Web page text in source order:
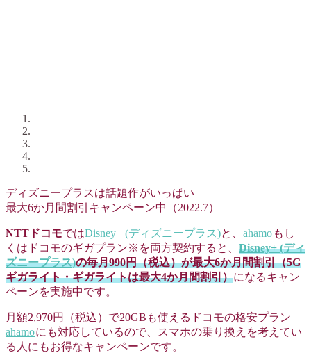
ディズニープラスは話題作がいっぱい
最大6か月間割引キャンペーン中（2022.7）
NTTドコモではDisney+ (ディズニープラス)と、 ahamo もし
くはドコモのギガプラン※を両方契約すると、 Disney+ (ディ
ズニープラス)の毎月990円（税込）が最大6か月間割引（5G
ギガライト・ギガライトは最大4か月間割引）になるキャン
ペーンを実施中です。
月額2,970円（税込）で20GBも使えるドコモの格安プラン
ahamoにも対応しているので、スマホの乗り換えを考えてい
る人にもお得なキャンペーンです。